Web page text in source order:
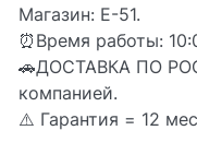
Магазин: Е-51.
⏰Время работы:
🚗ДОСТАВКА ПО
компанией.
⚠️ Гарантия = 12